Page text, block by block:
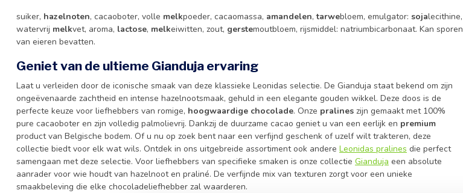
suiker, hazelnoten, cacaoboter, volle melkpoeder, cacaomassa, amandelen,tarwebloem, emulgator: sojalecithine,
watervrij melkvet, aroma, lactose, melkeiwitten, zout, gerstemoutbloem, rijsmiddel: natriumbicarbonaat. Kan sporen
van eieren bevatten.
Geniet van de ultieme Gianduja ervaring
Laat u verleiden door de iconische smaak van deze klassieke Leonidas selectie. De Gianduja staat bekend om zijn
ongeëvenaarde zachtheid en intense hazelnootsmaak, gehuld in een elegante gouden wikkel. Deze doos is de
perfecte keuze voor liefhebbers van romige, hoogwaardige chocolade. Onze pralines zijn gemaakt met 100%
pure cacaoboter en zijn volledig palmolievrij. Dankzij de duurzame cacao geniet u van een eerlijk en premium
product van Belgische bodem. Of u nu op zoek bent naar een verfijnd geschenk of uzelf wilt trakteren, deze
collectie biedt voor elk wat wils. Ontdek in ons uitgebreide assortiment ook andere Leonidas pralines die perfect
samengaan met deze selectie. Voor liefhebbers van specifieke smaken is onze collectie Gianduja een absolute
aanrader voor wie houdt van hazelnoot en praliné. De verfijnde mix van texturen zorgt voor een unieke
smaakbeleving die elke chocoladeliefhebber zal waarderen.